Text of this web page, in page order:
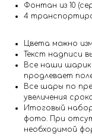
Фонтан из 10
4
Цвета можно
Текст надписи
Все наши
продлевает
Все шары по
увеличения
Итоговый
фото. При
необходимой